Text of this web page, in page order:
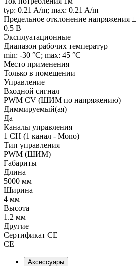
typ: 0.21 A/m; max: 0.21 A/m
Предельное отклонение напряжения ±
0.5 В
Эксплуатационные
Диапазон рабочих температур
min: -30 °C; max: 45 °C
Место применения
Только в помещении
Управление
Входной сигнал
PWM СV (ШИМ по напряжению)
Диммируемый(ая)
Да
Каналы управления
1 CH (1 канал - Mono)
Тип управления
PWM (ШИМ)
Габариты
Длина
5000 мм
Ширина
4 мм
Высота
1.2 мм
Другие
Сертификат CE
CE
Аксессуары